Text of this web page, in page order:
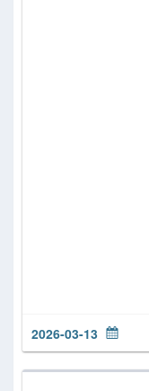
2026-03-13